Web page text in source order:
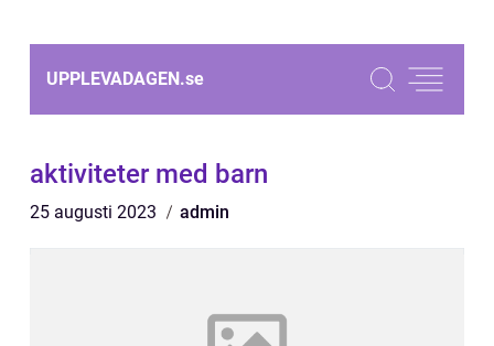
UPPLEVADAGEN.se
aktiviteter med barn
25 augusti 2023 admin